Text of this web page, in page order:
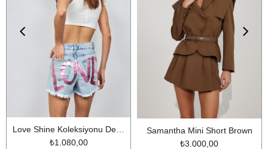
Love Shine Koleksiyonu Denim Şort LİGHT BLUE
₺1.080,00
Samantha Mini Short Brown
₺3.000,00